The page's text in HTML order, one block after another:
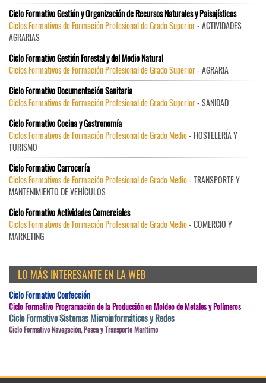
Ciclo Formativo Gestión y Organización de Recursos Naturales y Paisajísticos
Ciclos Formativos de Formación Profesional de Grado Superior- ACTIVIDADES
AGRARIAS
Ciclo Formativo Gestión Forestal y del Medio Natural
Ciclos Formativos de Formación Profesional de Grado Superior- AGRARIA
Ciclo Formativo Documentación Sanitaria
Ciclos Formativos de Formación Profesional de Grado Superior- SANIDAD
Ciclo Formativo Cocina y Gastronomía
Ciclos Formativos de Formación Profesional de Grado Medio- HOSTELERÍA Y
TURISMO
Ciclo Formativo Carrocería
Ciclos Formativos de Formación Profesional de Grado Medio- TRANSPORTE Y
MANTENIMIENTO DE VEHÍCULOS
Ciclo Formativo Actividades Comerciales
Ciclos Formativos de Formación Profesional de Grado Medio- COMERCIO Y
MARKETING
LO MÁS INTERESANTE EN LA WEB
Ciclo Formativo Confección
Ciclo Formativo Programación de la Producción en Moldeo de Metales y Polímeros
Ciclo Formativo Sistemas Microinformáticos y Redes
Ciclo Formativo Navegación, Pesca y Transporte Marítimo